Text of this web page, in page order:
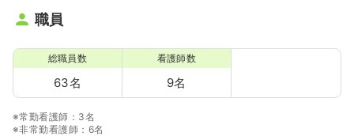
職員
総職員数
63名
看護師数
9名
※常勤看護師：3名
※非常勤看護師：6名